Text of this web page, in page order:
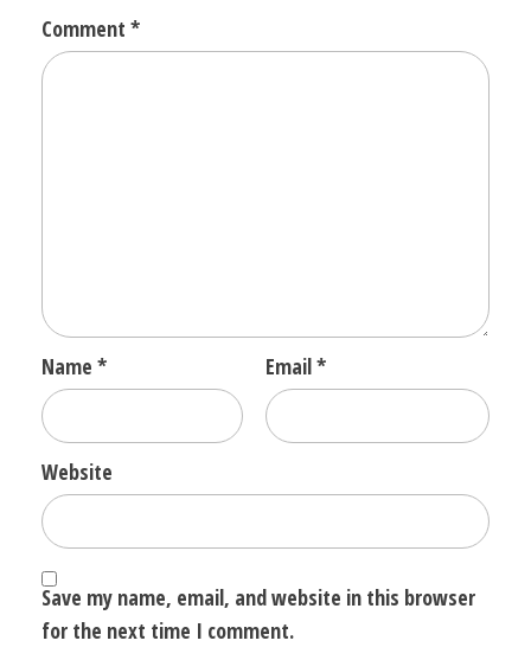
Comment *
Name * Email*
Website
Save my name, email, and website in this browser
for the next time I comment.